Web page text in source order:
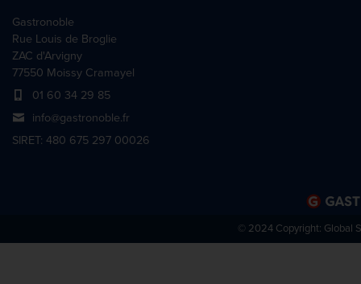
Gastronoble
Rue Louis de Broglie
ZAC d'Arvigny
77550 Moissy Cramayel
01 60 34 29 85
info@gastronoble.fr
SIRET: 480 675 297 00026
© 2024 Copyright: Global